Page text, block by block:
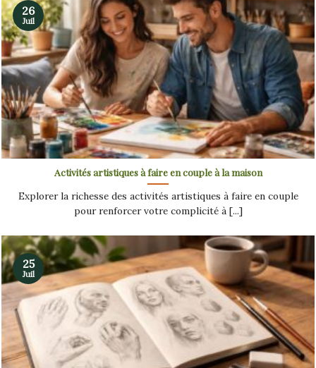
Activités artistiques à faire en couple à la maison
Explorer la richesse des activités artistiques à faire en couple
pour renforcer votre complicité à [...]
26
Juil
25
Juil